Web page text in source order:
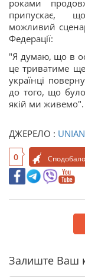
роками
припускає,
можливий
Федерації:
"Я думаю, що в
це триватиме ще
українці
до того, що
якій ми живемо".
ДЖЕРЕЛО : UNIAN
0
Залиште Ваш